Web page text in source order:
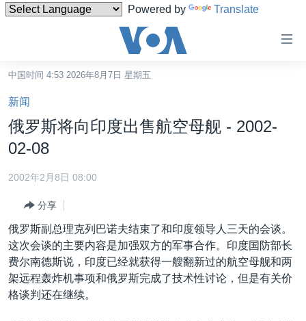
Powered by Translate
碍
链
接
转
内
转
到
导
航
跳
中国
国际
最新国际新闻
印太
中东
分类新闻
经济·金融·贸易
人权·法律·宗教
美中关系
热点专题
中国时间 4:53 2026年8月7日 星期五
新闻
俄罗斯将向印度出售航空母舰 - 2002-
02-08
2002年2月8日 08:00
分享
俄罗斯副总理克列巴诺夫结束了和印度领导人三天的会谈。
这次会谈的主要内容是加强双方的军事合作。印度国防部长
费尔南德斯说，印度已经就获得一艘翻新过的航空母舰和两
架远程轰炸机事项和俄罗斯完成了技术性讨论，但是有关价
格谈判还在继续。